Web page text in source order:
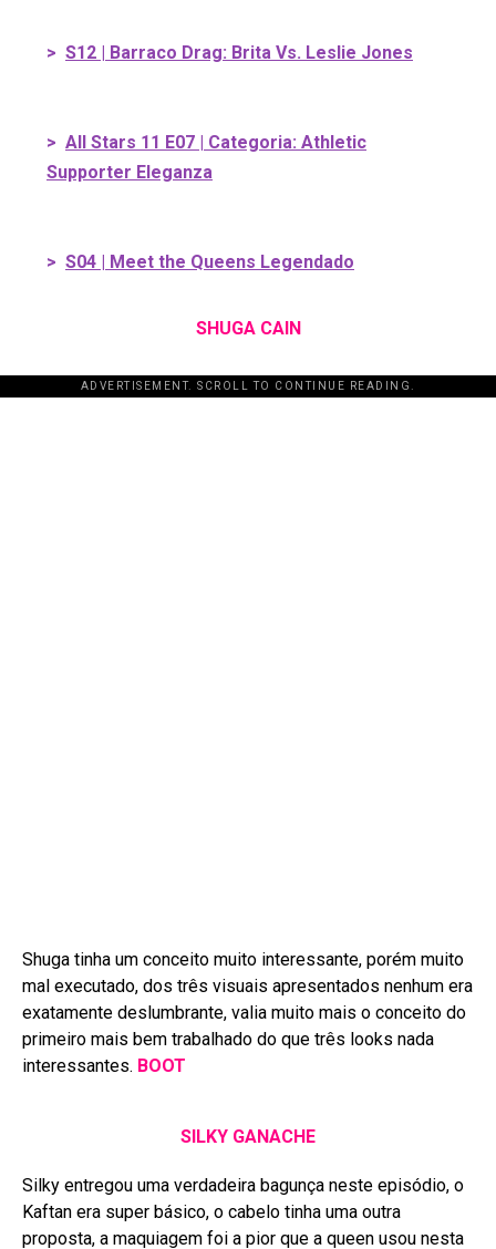
> S12 | Barraco Drag: Brita Vs. Leslie Jones
> All Stars 11 E07 | Categoria: Athletic
Supporter Eleganza
> S04 | Meet the Queens Legendado
SHUGA CAIN
ADVERTISEMENT. SCROLL TO CONTINUE READING.
Shuga tinha um conceito muito interessante, porém muito
mal executado, dos três visuais apresentados nenhum era
exatamente deslumbrante, valia muito mais o conceito do
primeiro mais bem trabalhado do que três looks nada
interessantes. BOOT
SILKY GANACHE
Silky entregou uma verdadeira bagunça neste episódio, o
Kaftan era super básico, o cabelo tinha uma outra
proposta, a maquiagem foi a pior que a queen usou nesta